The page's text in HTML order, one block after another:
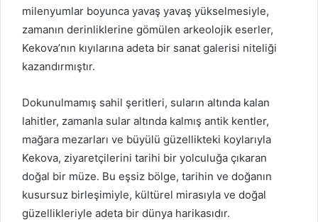
milenyumlar boyunca yavaş yavaş yükselmesiyle,
zamanın derinliklerine gömülen arkeolojik eserler,
Kekova’nın kıyılarına adeta bir sanat galerisi niteliği
kazandırmıştır.
Dokunulmamış sahil şeritleri, suların altında kalan
lahitler, zamanla sular altında kalmış antik kentler,
mağara mezarları ve büyülü güzellikteki koylarıyla
Kekova, ziyaretçilerini tarihi bir yolculuğa çıkaran
doğal bir müze. Bu eşsiz bölge, tarihin ve doğanın
kusursuz birleşimiyle, kültürel mirasıyla ve doğal
güzellikleriyle adeta bir dünya harikasıdır.